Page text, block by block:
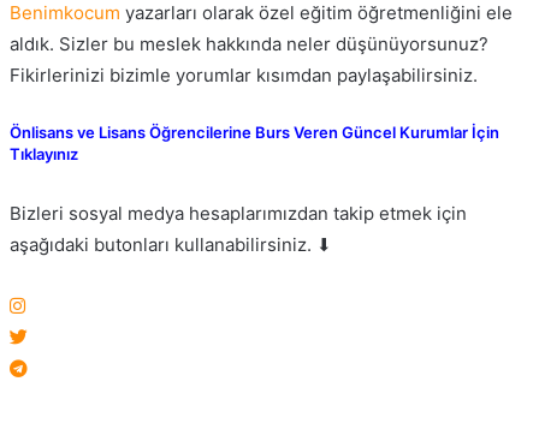
Benimkocum yazarları olarak özel eğitim öğretmenliğini ele
aldık. Sizler bu meslek hakkında neler düşünüyorsunuz?
Fikirlerinizi bizimle yorumlar kısımdan paylaşabilirsiniz.
Önlisans ve Lisans Öğrencilerine Burs Veren Güncel Kurumlar İçin
Tıklayınız
Bizleri sosyal medya hesaplarımızdan takip etmek için
aşağıdaki butonları kullanabilirsiniz. ⬇